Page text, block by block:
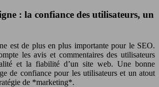
: la confiance des utilisateurs, un
est de plus en plus importante pour le SEO.
les avis et commentaires des utilisateurs
et la fiabilité d’un site web. Une bonne
de confiance pour les utilisateurs et un atout
de *marketing*.